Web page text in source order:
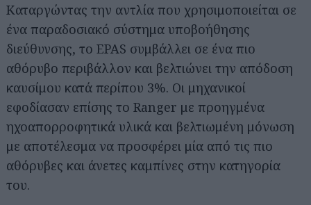
Καταργώντας την αντλία που χρησιμοποιείται σε
ένα παραδοσιακό σύστημα υποβοήθησης
διεύθυνσης, το EPAS συμβάλλει σε ένα πιο
αθόρυβο περιβάλλον και βελτιώνει την απόδοση
καυσίμου κατά περίπου 3%. Οι μηχανικοί
εφοδίασαν επίσης το Ranger με προηγμένα
ηχοαπορροφητικά υλικά και βελτιωμένη μόνωση
με αποτέλεσμα να προσφέρει μία από τις πιο
αθόρυβες και άνετες καμπίνες στην κατηγορία
του.